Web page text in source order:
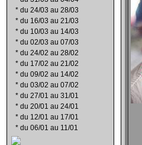
* du 24/03 au 28/03
* du 16/03 au 21/03
* du 10/03 au 14/03
* du 02/03 au 07/03
* du 24/02 au 28/02
* du 17/02 au 21/02
* du 09/02 au 14/02
* du 03/02 au 07/02
* du 27/01 au 31/01
* du 20/01 au 24/01
* du 12/01 au 17/01
* du 06/01 au 11/01